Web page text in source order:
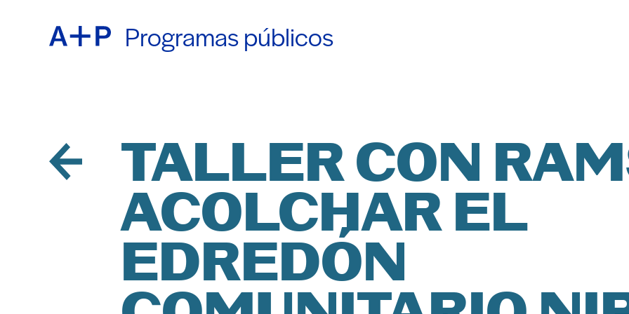
Programas públicos
EDUCACIÓN
JUVENTUD DE
ESPAÑOL
普通话
TALLER CON
ACOLCHAR EL
EDREDÓN